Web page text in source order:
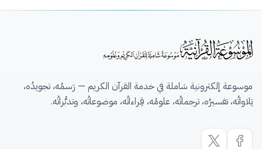
موسوعة إلكترونية شاملة في خدمة القرآن الكريم — رَسمُه، تجويدُه،
تِلاواتُه، تفسيرُه، ترجماتُه، علومُه، قِراءاتُه، موضوعاتُه، وتدبُّراتُه.